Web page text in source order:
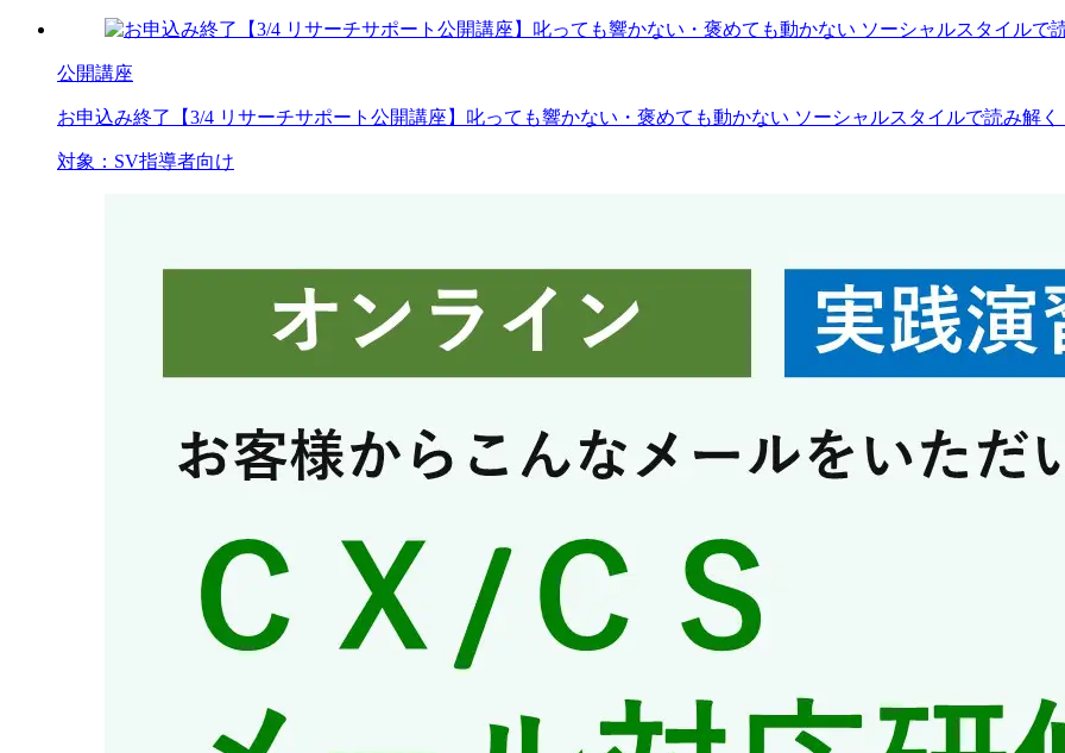
公開講座
お申込み終了 【3/4 リサーチサポート公開講座】叱っても響かない・褒めても動かない ソーシャルスタイルで読み解
対象： SV指導者向け